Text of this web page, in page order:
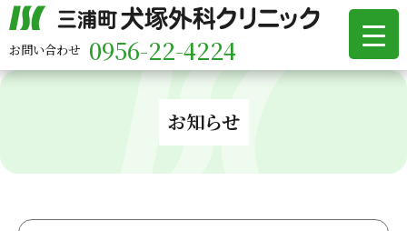
お問い合わせ 0956-22-4224
お知らせ